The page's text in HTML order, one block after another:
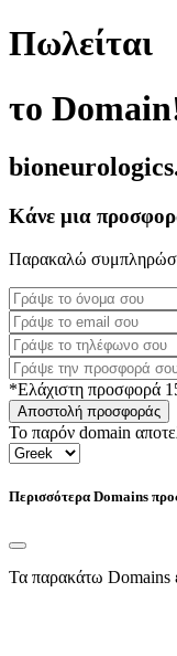
Πωλείται
το
Κάνε μια
Παρακαλώ
*Ελάχιστη προσφορά
Αποστολή προσφοράς
Το παρόν domain
Περισσότερα Domains
Τα παρακάτω Domains